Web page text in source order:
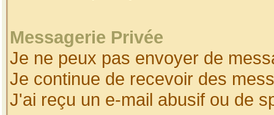
Messagerie Privée
Je ne peux pas envoyer de
Je continue de recevoir des
J'ai reçu un e-mail abusif ou de